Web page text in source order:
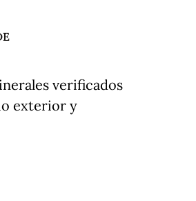
verificados
exterior y